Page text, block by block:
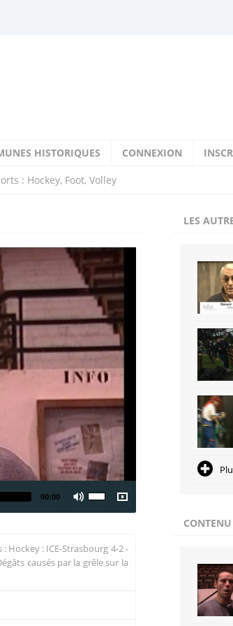
HISTORIQUES CONNEXION
: Hockey, Foot, Volley
00:00
Hockey : ICE-Strasbourg 4-2 -
causés par la grêle sur la
LES
Plus